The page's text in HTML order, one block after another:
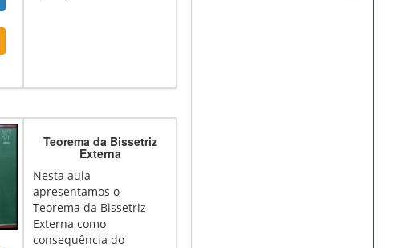
Teorema da Bissetriz
Externa
Nesta aula
apresentamos o
Teorema da Bissetriz
Externa como
consequência do